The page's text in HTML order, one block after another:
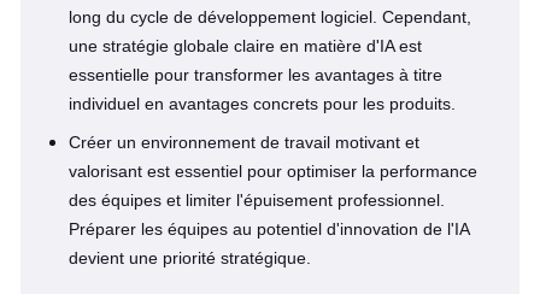
long du cycle de développement logiciel. Cependant,
une stratégie globale claire en matière d'IA est
essentielle pour transformer les avantages à titre
individuel en avantages concrets pour les produits.
Créer un environnement de travail motivant et
valorisant est essentiel pour optimiser la performance
des équipes et limiter l'épuisement professionnel.
Préparer les équipes au potentiel d'innovation de l'IA
devient une priorité stratégique.